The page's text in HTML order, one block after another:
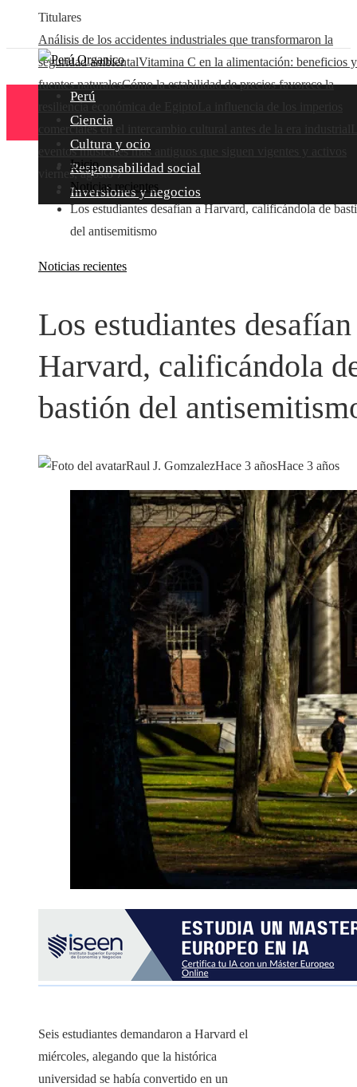
Titulares
Análisis de los accidentes industriales que transformaron la
seguridad ambientalVitamina C en la alimentación: beneficios y
fuentes naturalesCómo la estabilidad de precios favorece la
resiliencia económica de Egipto
comerciales en el intercambio cultural antes de la era industrial
eventos musicales más antiguos que siguen vigentes y activos
viernes, agosto 7
Perú
Ciencia
Cultura y ocio
Responsabilidad social
Inversiones y negocios
Inicio
Noticias recientes
Los estudiantes desafían a Harvard, calificándola de
del antisemitismo
Noticias recientes
Los estudiantes
Harvard, calificándola
bastión del
Raul J. GomzalezHace 3 añosHace 3 años
Seis estudiantes demandaron a Harvard el
miércoles, alegando que la histórica
universidad se había convertido en un